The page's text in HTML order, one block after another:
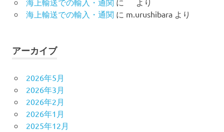
海上輸送での輸入・通関 に
より
海上輸送での輸入・通関 に m.urushibaraより
アーカイブ
2026年5月
2026年3月
2026年2月
2026年1月
2025年12月